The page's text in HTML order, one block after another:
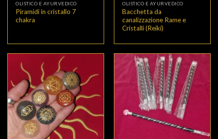
OLISTICO E AYURVEDICO
Piramidi in cristallo 7
chakra
OLISTICO E AYURVEDICO
Bacchetta da
canalizzazione Rame e
Cristalli (Reiki)